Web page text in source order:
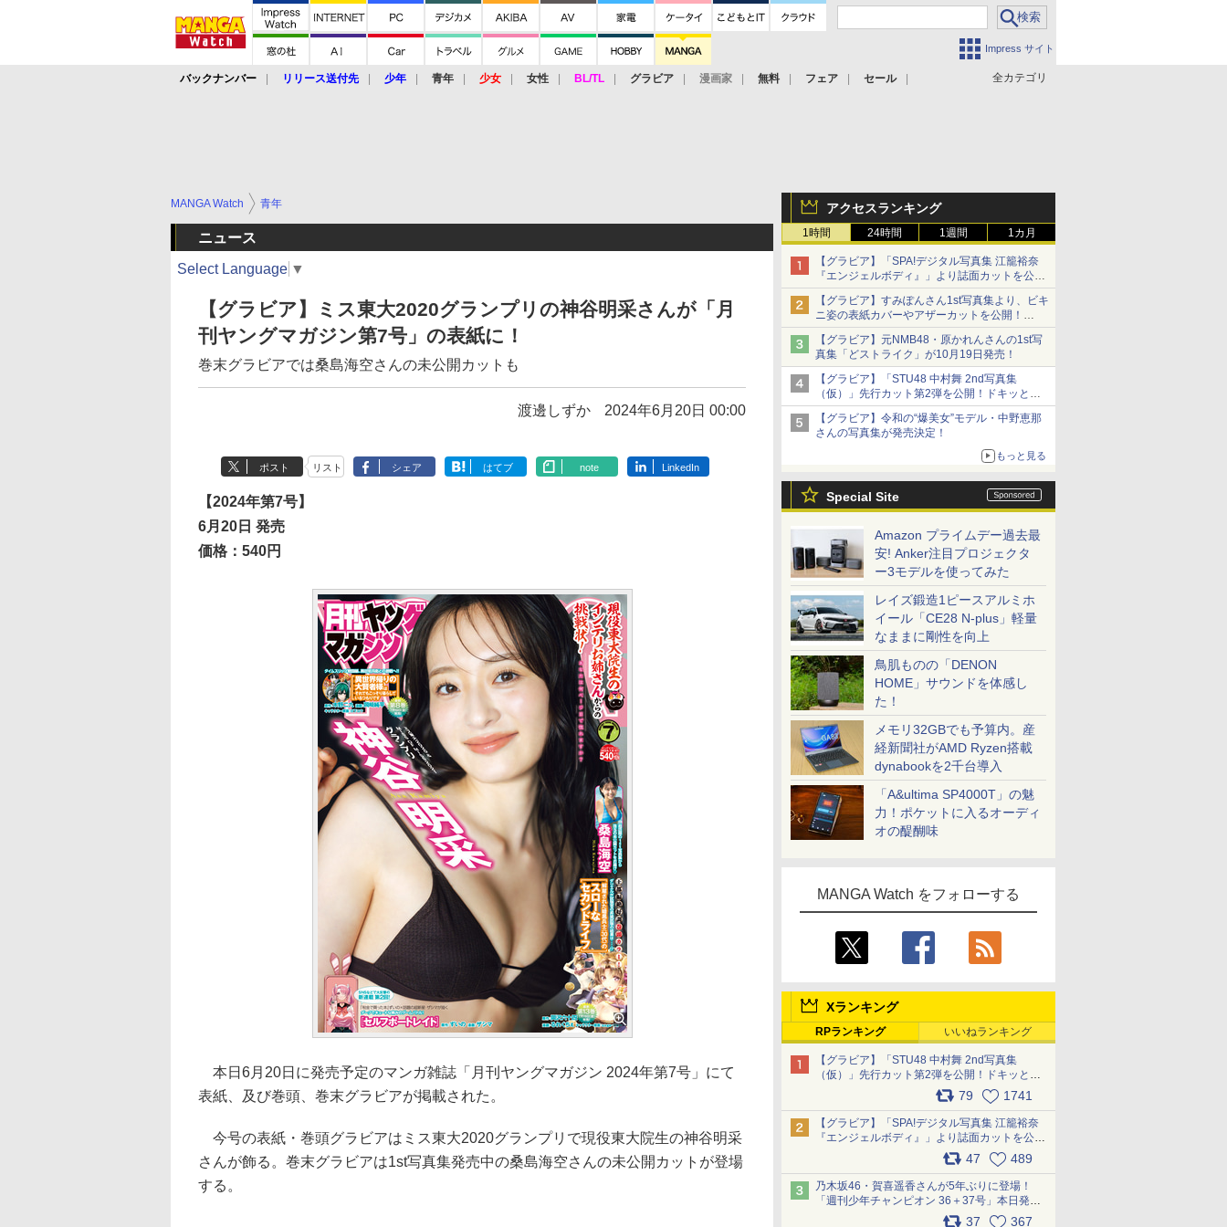
Impress サイト
全カテゴリ
バックナンバー リリース送付先 少年 青年 少女 女性 BL/TL グラビア 漫画家 無料 フェア セール
アクセスランキング
1時間 24時間 1週間 1カ月
【グラビア】「SPA!デジタル写真集 江籠裕奈
『エンジェルボディ』」より誌面カットを公
開！
【グラビア】すみぽんさん1st写真集より、ビキ
ニ姿の表紙カバーやアザーカットを公開！
タイトルは「offcourt（オフコート）」に決定
【グラビア】元NMB48・原かれんさんの1st写
真集「どストライク」が10月19日発売！
【グラビア】「STU48 中村舞 2nd写真集
（仮）」先行カット第2弾を公開！ドキッとす
るランジェリーカットなど新たな挑戦
【グラビア】令和の“爆美女”モデル・中野恵那
さんの写真集が発売決定！
もっと見る
Special Site
Amazon プライムデー過去最
安! Anker注目プロジェクタ
ー3モデルを使ってみた
レイズ鍛造1ピースアルミホ
イール「CE28 N-plus」軽量
なままに剛性を向上
鳥肌ものの「DENON
HOME」サウンドを体感し
た！
メモリ32GBでも予算内。産
経新聞社がAMD Ryzen搭載
dynabookを2千台導入
「A&ultima SP4000T」の魅
力！ポケットに入るオーディ
オの醍醐味
MANGA Watch をフォローする
Xランキング
RPランキング いいねランキング
【グラビア】「STU48 中村舞 2nd写真集
（仮）」先行カット第2弾を公開！ドキッとす
るランジェリーカットなど新たな挑戦
79 1741
【グラビア】「SPA!デジタル写真集 江籠裕奈
『エンジェルボディ』」より誌面カットを公
開！ pic.x.com/Yl52UEMoko 47 489
乃木坂46・賀喜遥香さんが5年ぶりに登場！
「週刊少年チャンピオン 36＋37号」本日発
売 pic.x.com/2Mo85ZlRvK
37 367
MANGA Watch 青年
ニュース
Select Language ▼
【グラビア】ミス東大2020グランプリの神谷明采さんが「月
刊ヤングマガジン第7号」の表紙に！
巻末グラビアでは桑島海空さんの未公開カットも
渡邊しずか 2024年6月20日 00:00
ポスト リスト シェア はてブ note LinkedIn
【2024年第7号】
6月20日 発売
価格：540円
本日6月20日に発売予定のマンガ雑誌「月刊ヤングマガジン 2024年第7号」にて
表紙、及び巻頭、巻末グラビアが掲載された。
今号の表紙・巻頭グラビアはミス東大2020グランプリで現役東大院生の神谷明采
さんが飾る。巻末グラビアは1st写真集発売中の桑島海空さんの未公開カットが登場
する。